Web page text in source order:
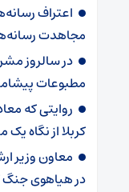
اعتراف
مجاهدت
در سالروز
مطبوعات
روایتی که
کربلا از نگاه
معاون وزیر
در هیاهوی